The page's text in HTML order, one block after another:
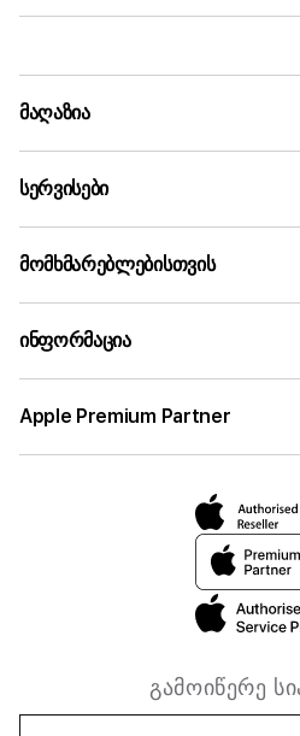
მაღაზია
სერვისები
მომხმარებლებისთვის
ინფორმაცია
Apple Premium Partner
გამოიწერე